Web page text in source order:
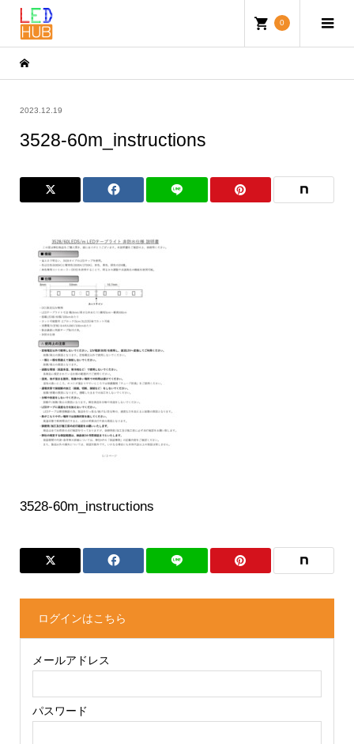
0
2023.12.19
3528-60m_instructions
3528-60m_instructions
ログインはこちら
メールアドレス
パスワード